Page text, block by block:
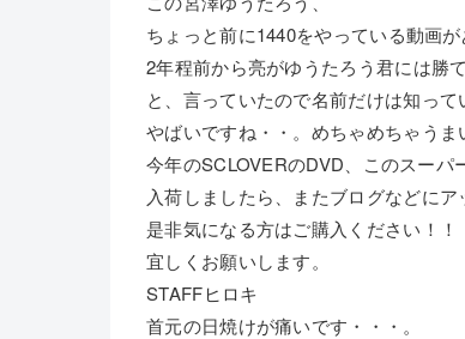
ちょっと前に1440をやっている動画が
2年程前から亮がゆうたろう君には勝
と、言っていたので名前だけは知って
やばいですね・・。めちゃめちゃうま
今年のSCLOVERのDVD、このスーパ
入荷しましたら、またブログなどに
是非気になる方はご購入ください！！
宜しくお願いします。
STAFFヒロキ
首元の日焼けが痛いです・・・。